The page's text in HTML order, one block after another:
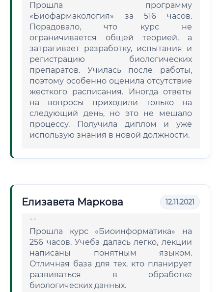
Прошла программу
«Биофармакология» за 516 часов.
Порадовало, что курс не
ограничивается общей теорией, а
затрагивает разработку, испытания и
регистрацию биологических
препаратов. Училась после работы,
поэтому особенно оценила отсутствие
жесткого расписания. Иногда ответы
на вопросы приходили только на
следующий день, но это не мешало
процессу. Получила диплом и уже
использую знания в новой должности.
Елизавета Маркова 12.11.2021
Прошла курс «Биоинформатика» на
256 часов. Учеба далась легко, лекции
написаны понятным языком.
Отличная база для тех, кто планирует
развиваться в обработке
биологических данных.